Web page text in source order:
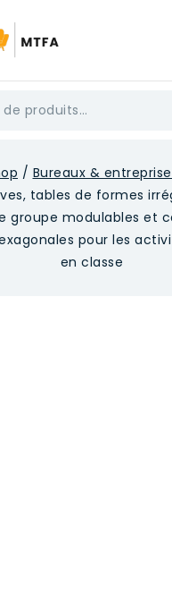
/ Bureaux &
tables de formes
groupe modulables et
pour les
en classe